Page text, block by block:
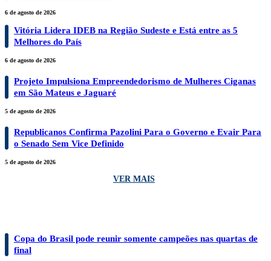
6 de agosto de 2026
Vitória Lidera IDEB na Região Sudeste e Está entre as 5
Melhores do País
6 de agosto de 2026
Projeto Impulsiona Empreendedorismo de Mulheres Ciganas
em São Mateus e Jaguaré
5 de agosto de 2026
Republicanos Confirma Pazolini Para o Governo e Evair Para
o Senado Sem Vice Definido
5 de agosto de 2026
VER MAIS
Copa do Brasil pode reunir somente campeões nas quartas de
final